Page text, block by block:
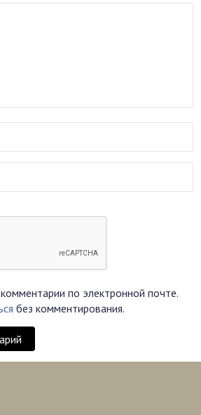
по электронной почте.
без комментирования.